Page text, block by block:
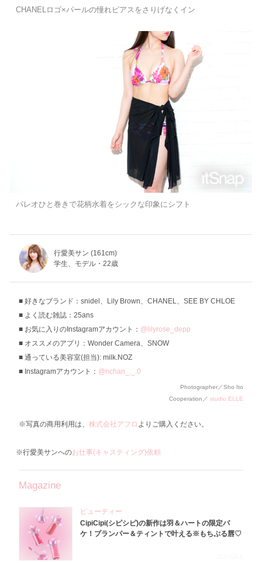
CHANELロゴ×パールの憧れピアスをさりげなくイン
パレオひと巻きで花柄水着をシックな印象にシフト
行愛美サン (161cm)
学生、モデル・22歳
好きなブランド：snidel、Lily Brown、CHANEL、SEE BY CHLOE
よく読む雑誌：25ans
お気に入りのInstagramアカウント： @lilyrose_depp
オススメのアプリ：Wonder Camera、SNOW
通っている美容室(担当): milk.NOZ
Instagramアカウント： @nchan_._.0
Photographer／Sho Ito
Cooperation／ studio ELLE
※写真の商用利用は、 株式会社アフロ よりご購入ください。
※行愛美サンへのお仕事(キャスティング)依頼
Magazine
ビューティー
CipiCipi(シピシピ)の新作は羽＆ハートの限定パ
ケ！プランパー＆ティントで叶える※もちぷる唇♡